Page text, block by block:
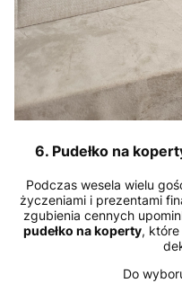
6. Pudełko na
Podczas wesela wielu
życzeniami i prezentami
zgubienia cennych
pudełko na koperty,
Do